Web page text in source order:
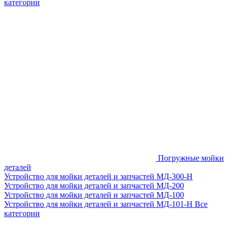
категории
Погружные мойки
деталей
Устройство для мойки деталей и запчастей МД-300-H
Устройство для мойки деталей и запчастей МД-200
Устройство для мойки деталей и запчастей МД-100
Устройство для мойки деталей и запчастей МД-101-Н Все
категории